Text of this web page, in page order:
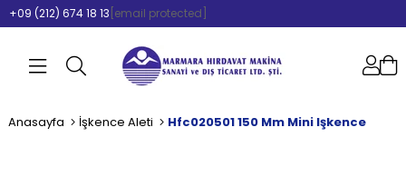
+09 (212) 674 18 13 [email protected]
Anasayfa İşkence Aleti Hfc020501 150 Mm Mini Işkence